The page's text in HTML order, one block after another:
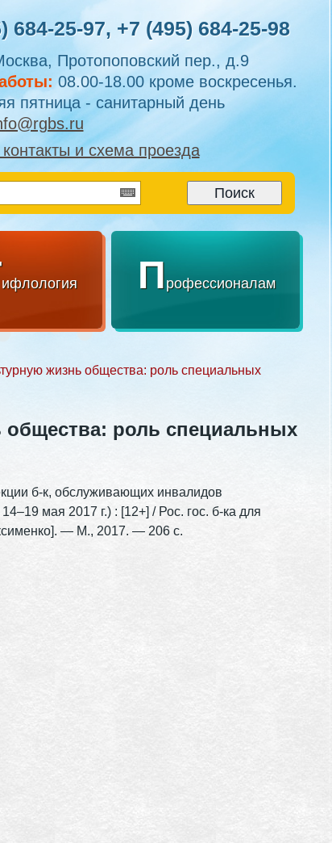
684-25-97, +7 (495) 684-25-98
Протопоповский пер., д.9
08.00-18.00 кроме воскресенья.
пятница - санитарный день
и схема проезда
ифлология Профессионалам
жизнь общества: роль специальных
роль специальных
б-к, обслуживающих инвалидов
мая 2017 г.) : [12+] / Рос. гос. б-ка для
— М., 2017. — 206 с.